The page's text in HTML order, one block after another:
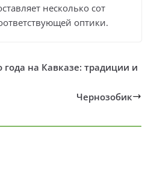
несколько сот
оптики.
на Кавказе: традиции и
Чернозобик